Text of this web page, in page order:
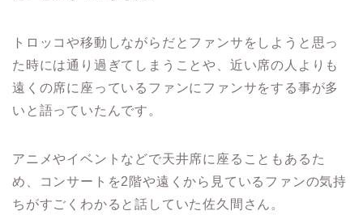
トロッコや移動しながらだとファンサをしようと思っ
た時には通り過ぎてしまうことや、近い席の人よりも
遠くの席に座っているファンにファンサをする事が多
いと語っていたんです。
アニメやイベントなどで天井席に座ることもあるた
め、コンサートを2 階や遠くから見ているファンの気持
ちがすごくわかると話していた佐久間さん。